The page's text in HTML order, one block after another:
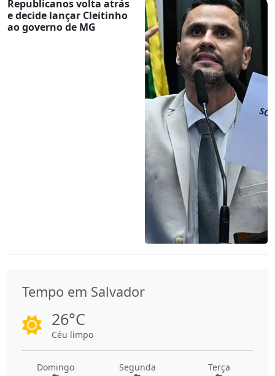
Republicanos volta atrás
e decide lançar Cleitinho
ao governo de MG
Tempo em Salvador
26°C
Céu limpo
Domingo Segunda Terça